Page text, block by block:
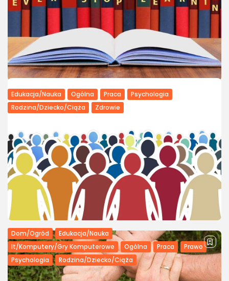
Edukacja/Nauka Ogólna Praca
Psychologia
Rodzina/Dziecko/Ciąża
Zdrowie
nauczania osób niewidomych
Tyflopetagogika – czym jest i czym się zajmuje?
Pedagogika specjalna zajmuje się grupami społecznymi,
które ze względu na ograniczenia umysłowe, fizyczne lub
społeczne wykazują trudności w podążaniu standardowymi
ścieżkami kształcenia....
PUBLIKACJA: JADWIGA MAŁECKA 11 MARCA, 2023
Dom/Ogród
Edukacja/Nauka
It/Komputery/Gry Komputerowe
Ogólna Praca
Prawo
Psychologia
Rodzina/Dziecko/Ciąża
Rewalidacja – czym jest i jak przebiega